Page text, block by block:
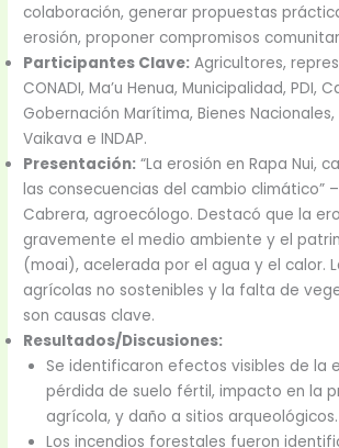
colaboración, generar propuestas
erosión, proponer compromisos
Participantes Clave: Agricultores,
CONADI, Ma’u Henua, Municipalidad, PDI,
Gobernación Marítima, Bienes Nacionales,
Vaikava e INDAP.
Presentación: “La erosión en Rapa Nui,
las consecuencias del cambio climático”
Cabrera, agroecólogo. Destacó que la
gravemente el medio ambiente y el
(moai), acelerada por el agua y el calor.
agrícolas no sostenibles y la falta de
son causas clave.
Resultados/Discusiones:
Se identificaron efectos visibles de la
pérdida de suelo fértil, impacto en la
agrícola, y daño a sitios arqueológicos.
Los incendios forestales fueron